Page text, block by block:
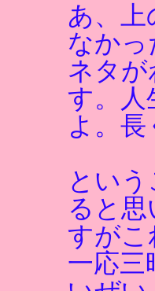
あ、
なか
ネタ
す。人
よ。
とい
ると
すがこ
一応三